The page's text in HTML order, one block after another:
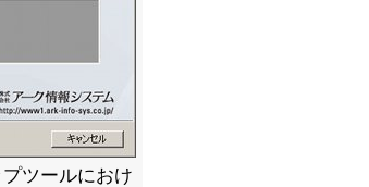
ツールにおけ